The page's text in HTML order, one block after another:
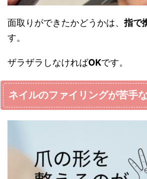
面取りができたかどうかは、指で
す。
ザラザラしなければOKです。
ネイルのファイリングが苦手